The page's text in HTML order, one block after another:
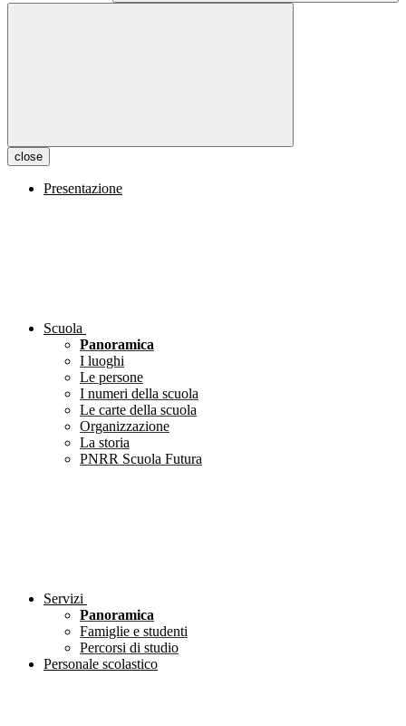
close
Presentazione
Scuola
Panoramica
I luoghi
Le persone
I numeri della scuola
Le carte della scuola
Organizzazione
La storia
PNRR Scuola Futura
Servizi
Panoramica
Famiglie e studenti
Percorsi di studio
Personale scolastico